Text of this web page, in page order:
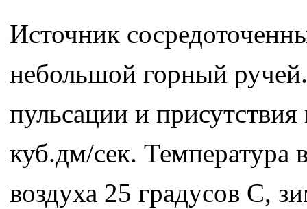
Источник
небольшой горный
пульсации и
куб.дм/сек. Температура
воздуха 25 градусов С,